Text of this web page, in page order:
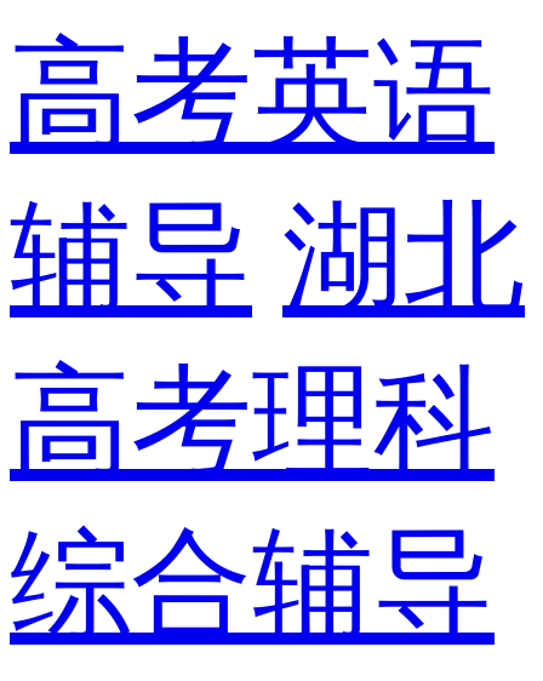
高考英语
辅导 湖北
高考理科
综合辅导